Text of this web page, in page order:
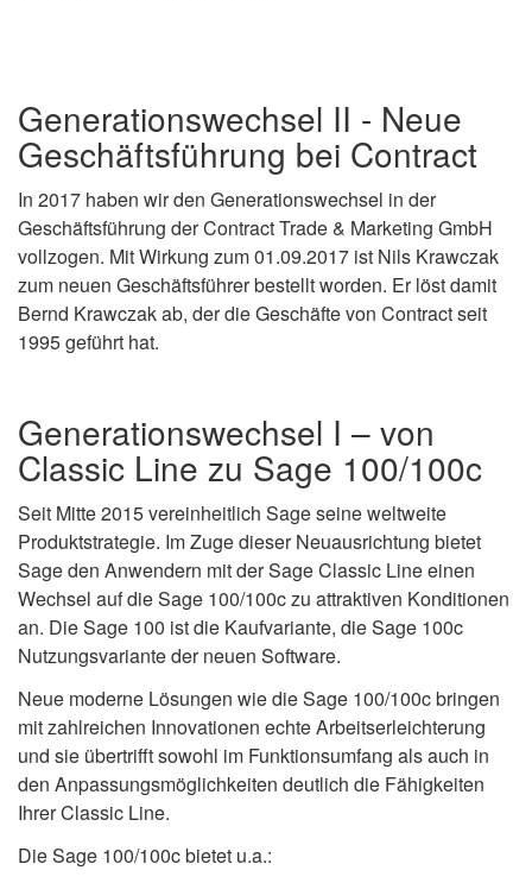
Generationswechsel II - Neue
Geschäftsführung bei Contract
In 2017 haben wir den Generationswechsel in der
Geschäftsführung der Contract Trade & Marketing GmbH
vollzogen. Mit Wirkung zum 01.09.2017 ist Nils Krawczak
zum neuen Geschäftsführer bestellt worden. Er löst damit
Bernd Krawczak ab, der die Geschäfte von Contract seit
1995 geführt hat.
Generationswechsel I – von
Classic Line zu Sage 100/100c
Seit Mitte 2015 vereinheitlich Sage seine weltweite
Produktstrategie. Im Zuge dieser Neuausrichtung bietet
Sage den Anwendern mit der Sage Classic Line einen
Wechsel auf die Sage 100/100c zu attraktiven Konditionen
an. Die Sage 100 ist die Kaufvariante, die Sage 100c
Nutzungsvariante der neuen Software.
Neue moderne Lösungen wie die Sage 100/100c bringen
mit zahlreichen Innovationen echte Arbeitserleichterung
und sie übertrifft sowohl im Funktionsumfang als auch in
den Anpassungsmöglichkeiten deutlich die Fähigkeiten
Ihrer Classic Line.
Die Sage 100/100c bietet u.a.: